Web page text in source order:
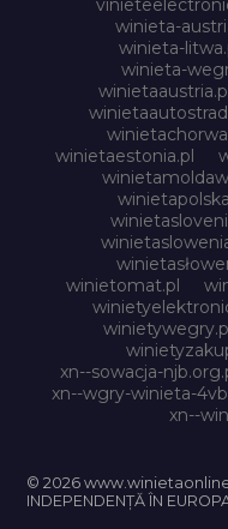
winieta-
winieta-
winieta-
winietaestonia.pl
winietomat.pl
xn--sowacja-
xn--wgry-winieta-
xn--
© 2026
INDEPENDENȚĂ ÎN